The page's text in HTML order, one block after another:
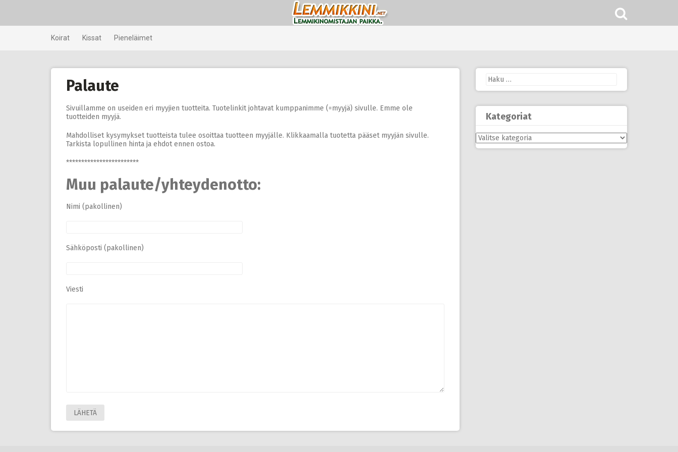
Koirat Kissat Pieneläimet
Palaute
Sivuillamme on useiden eri myyjien tuotteita. Tuotelinkit johtavat kumppanimme (=myyjä) sivulle. Emme ole
tuotteiden myyjä.
Mahdolliset kysymykset tuotteista tulee osoittaa tuotteen myyjälle. Klikkaamalla tuotetta pääset myyjän sivulle.
Tarkista lopullinen hinta ja ehdot ennen ostoa.
************************
Muu palaute/yhteydenotto:
Nimi (pakollinen)
Sähköposti (pakollinen)
Viesti
Haku:
Kategoriat
Kategoriat